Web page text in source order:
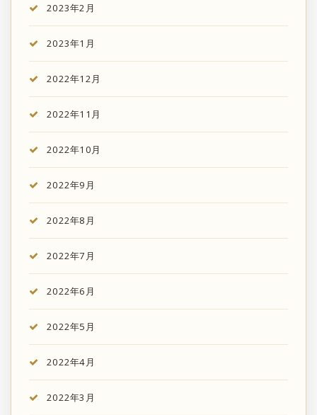
2023年2月
2023年1月
2022年12月
2022年11月
2022年10月
2022年9月
2022年8月
2022年7月
2022年6月
2022年5月
2022年4月
2022年3月